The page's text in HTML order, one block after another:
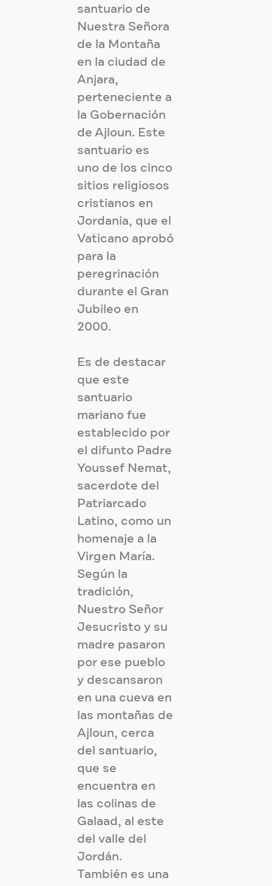
santuario de
Nuestra Señora
de la Montaña
en la ciudad de
Anjara,
perteneciente a
la Gobernación
de Ajloun. Este
santuario es
uno de los cinco
sitios religiosos
cristianos en
Jordania, que el
Vaticano aprobó
para la
peregrinación
durante el Gran
Jubileo en
2000.
Es de destacar
que este
santuario
mariano fue
establecido por
el difunto Padre
Youssef Nemat,
sacerdote del
Patriarcado
Latino, como un
homenaje a la
Virgen María.
Según la
tradición,
Nuestro Señor
Jesucristo y su
madre pasaron
por ese pueblo
y descansaron
en una cueva en
las montañas de
Ajloun, cerca
del santuario,
que se
encuentra en
las colinas de
Galaad, al este
del valle del
Jordán.
También es una